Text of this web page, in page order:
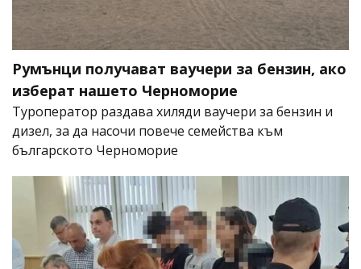
Румънци получават ваучери за бензин, ако
изберат нашето Черноморие
Туроператор раздава хиляди ваучери за бензин и
дизел, за да насочи повече семейства към
българското Черноморие